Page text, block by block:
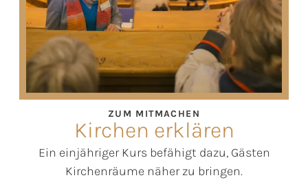
ZUM MITMACHEN
Kirchen erklären
Ein einjähriger Kurs befähigt dazu, Gästen
Kirchenräume näher zu bringen.